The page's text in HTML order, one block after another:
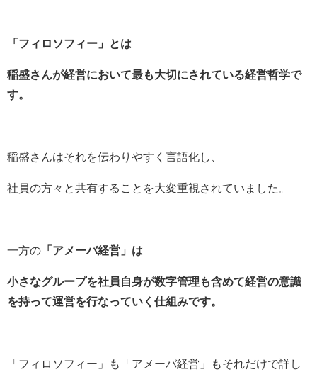
「フィロソフィー」とは
稲盛さんが経営において最も大切にされている経営哲学で
す。
稲盛さんはそれを伝わりやすく 言語化し、
社員の方々と共有することを大変重視されていました。
一方の 「アメーバ経営」は
小さなグループを社員自身が数字管理も含めて経営の意識
を持って運営を行なっていく仕組みです。
「フィロソフィー」も「アメーバ経営」もそれだけで詳し